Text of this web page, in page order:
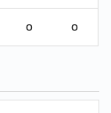
0 0